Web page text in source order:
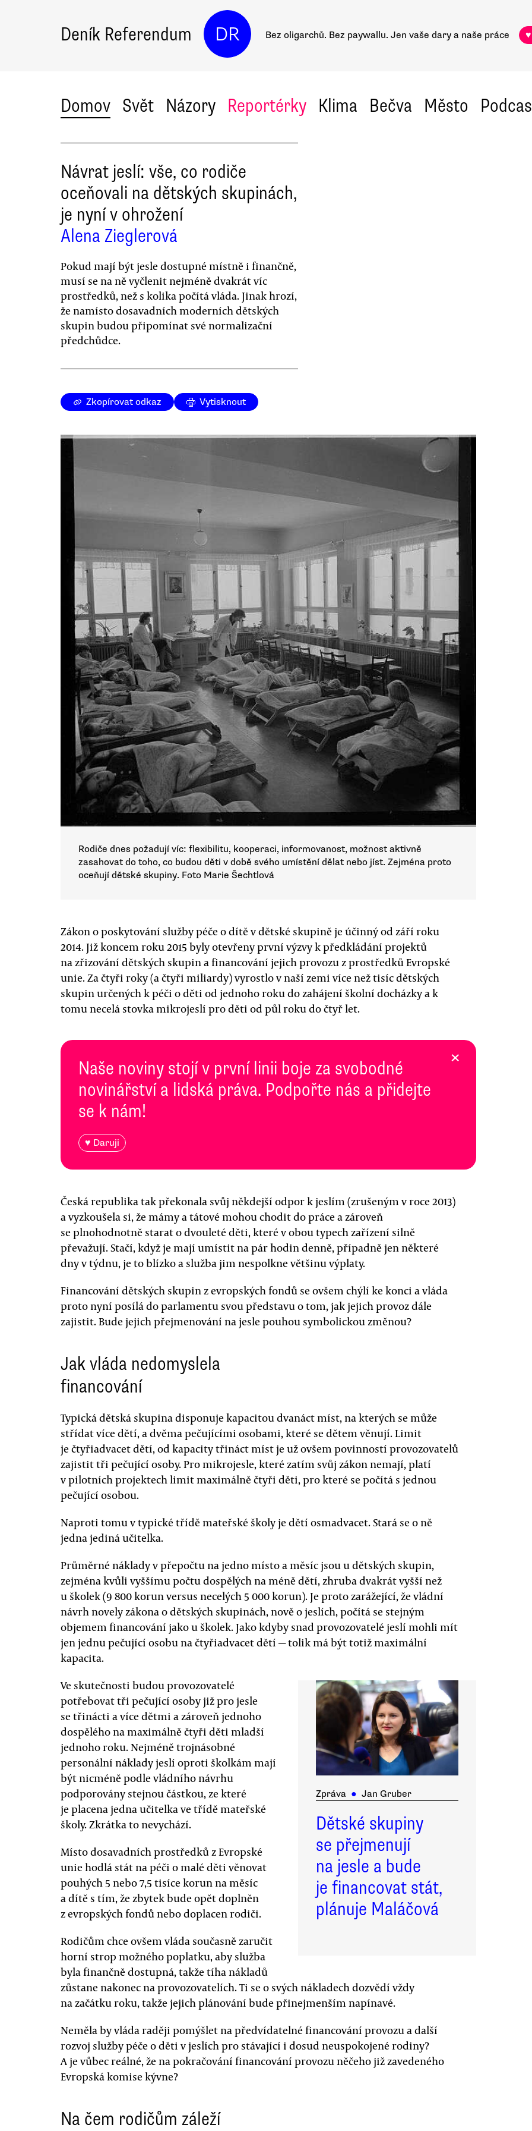
Deník Referendum DR Bez oligarchů. Bez paywallu. Jen vaše dary a naše práce
Domov Svět Názory Reportérky Klima Bečva Město
Návrat jeslí: vše, co rodiče
oceňovali na dětských skupinách,
je nyní v ohrožení
Alena Zieglerová
Pokud mají být jesle dostupné místně i finančně,
musí se na ně vyčlenit nejméně dvakrát víc
prostředků, než s kolika počítá vláda. Jinak hrozí,
že namísto dosavadních moderních dětských
skupin budou připomínat své normalizační
předchůdce.
Zkopírovat odkaz Vytisknout
Rodiče dnes požadují víc: flexibilitu, kooperaci, informovanost, možnost aktivně
zasahovat do toho, co budou děti v době svého umístění dělat nebo jíst. Zejména proto
oceňují dětské skupiny. Foto Marie Šechtlová
Zákon o poskytování služby péče o dítě v dětské skupině je účinný od září roku
2014. Již koncem roku 2015 byly otevřeny první výzvy k předkládání projektů
na zřizování dětských skupin a financování jejich provozu z prostředků Evropské
unie. Za čtyři roky (a čtyři miliardy) vyrostlo v naší zemi více než tisíc dětských
skupin určených k péči o děti od jednoho roku do zahájení školní docházky a k
tomu necelá stovka mikrojeslí pro děti od půl roku do čtyř let.
Naše noviny stojí v první linii boje za svobodné
novinářství a lidská práva. Podpořte nás a přidejte
se k nám!
♥ Daruji
×
Česká republika tak překonala svůj někdejší odpor k jeslím (zrušeným v roce 2013)
a vyzkoušela si, že mámy a tátové mohou chodit do práce a zároveň
se plnohodnotně starat o dvouleté děti, které v obou typech zařízení silně
převažují. Stačí, když je mají umístit na pár hodin denně, případně jen některé
dny v týdnu, je to blízko a služba jim nespolkne většinu výplaty.
Financování dětských skupin z evropských fondů se ovšem chýlí ke konci a vláda
proto nyní posílá do parlamentu svou představu o tom, jak jejich provoz dále
zajistit. Bude jejich přejmenování na jesle pouhou symbolickou změnou?
Jak vláda nedomyslela
financování
Typická dětská skupina disponuje kapacitou dvanáct míst, na kterých se může
střídat více dětí, a dvěma pečujícími osobami, které se dětem věnují. Limit
je čtyřiadvacet dětí, od kapacity třináct míst je už ovšem povinností provozovatelů
zajistit tři pečující osoby. Pro mikrojesle, které zatím svůj zákon nemají, platí
v pilotních projektech limit maximálně čtyři děti, pro které se počítá s jednou
pečující osobou.
Naproti tomu v typické třídě mateřské školy je dětí osmadvacet. Stará se o ně
jedna jediná učitelka.
Průměrné náklady v přepočtu na jedno místo a měsíc jsou u dětských skupin,
zejména kvůli vyššímu počtu dospělých na méně dětí, zhruba dvakrát vyšší než
u školek (9 800 korun versus necelých 5 000 korun). Je proto zarážející, že vládní
návrh novely zákona o dětských skupinách, nově o jeslích, počítá se stejným
objemem financování jako u školek. Jako kdyby snad provozovatelé jeslí mohli mít
jen jednu pečující osobu na čtyřiadvacet dětí — tolik má být totiž maximální
kapacita.
Zpráva ● Jan Gruber
Dětské skupiny
se přejmenují
na jesle a bude
je financovat stát,
plánuje Maláčová
Ve skutečnosti budou provozovatelé
potřebovat tři pečující osoby již pro jesle
se třinácti a více dětmi a zároveň jednoho
dospělého na maximálně čtyři děti mladší
jednoho roku. Nejméně trojnásobné
personální náklady jeslí oproti školkám mají
být nicméně podle vládního návrhu
podporovány stejnou částkou, ze které
je placena jedna učitelka ve třídě mateřské
školy. Zkrátka to nevychází.
Místo dosavadních prostředků z Evropské
unie hodlá stát na péči o malé děti věnovat
pouhých 5 nebo 7,5 tisíce korun na měsíc
a dítě s tím, že zbytek bude opět doplněn
z evropských fondů nebo doplacen rodiči.
Rodičům chce ovšem vláda současně zaručit
horní strop možného poplatku, aby služba
byla finančně dostupná, takže tíha nákladů
zůstane nakonec na provozovatelích. Ti se o svých nákladech dozvědí vždy
na začátku roku, takže jejich plánování bude přinejmenším napínavé.
Neměla by vláda raději pomýšlet na předvídatelné financování provozu a další
rozvoj služby péče o děti v jeslích pro stávající i dosud neuspokojené rodiny?
A je vůbec reálné, že na pokračování financování provozu něčeho již zavedeného
Evropská komise kývne?
Na čem rodičům záleží